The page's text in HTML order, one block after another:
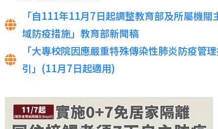
「自111年11月7日起調整教育部及所屬機關
域防疫措施」教育部新聞稿
「大專校院因應嚴重特殊傳染性肺炎防疫管
引」(11月7日起適用)